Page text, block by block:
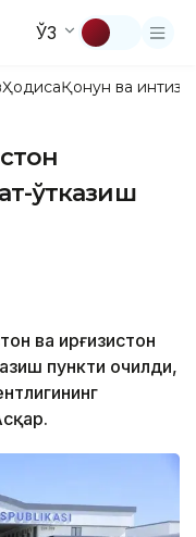
ЎЗ
ҲодисаҚонун ва
ўтказиш
ва Қирғизистон
пункти очилди,